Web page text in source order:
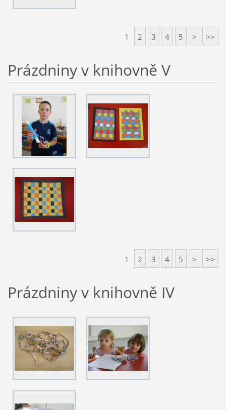
1 2 3 4 5 > >>
Prázdniny v knihovně V
1 2 3 4 5 > >>
Prázdniny v knihovně IV